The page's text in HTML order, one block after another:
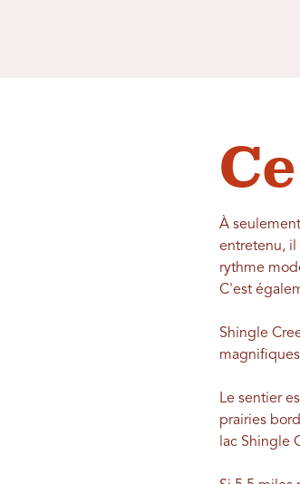
À
entretenu, il
rythme
C'est
Shingle
Le sentier
prairies
lac Shingle